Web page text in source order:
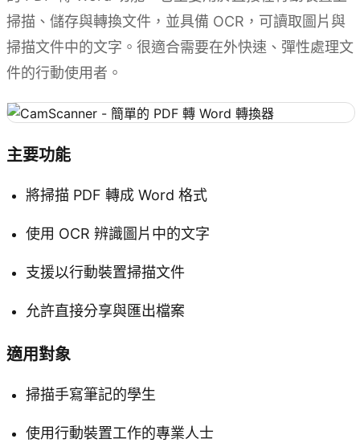
掃描、儲存與轉換文件，並具備 OCR，可讀取圖片與
掃描文件中的文字。很適合需要在外快速、彈性處理文
件的行動使用者。
主要功能
將掃描 PDF 轉成 Word 格式
使用 OCR 辨識圖片中的文字
支援以行動裝置掃描文件
允許直接分享與匯出檔案
適用對象
掃描手寫筆記的學生
使用行動裝置工作的專業人士